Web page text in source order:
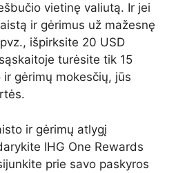
vietinę valiutą. Ir jei
ir gėrimus už mažesnę
išpirksite 20 USD
turėsite tik 15
gėrimų mokesčių, jūs
ir gėrimų atlygį
IHG One Rewards
prie savo paskyros